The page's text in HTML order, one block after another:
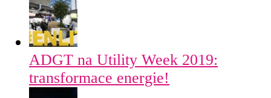
ADGT na Utility Week 2019:
transformace energie!